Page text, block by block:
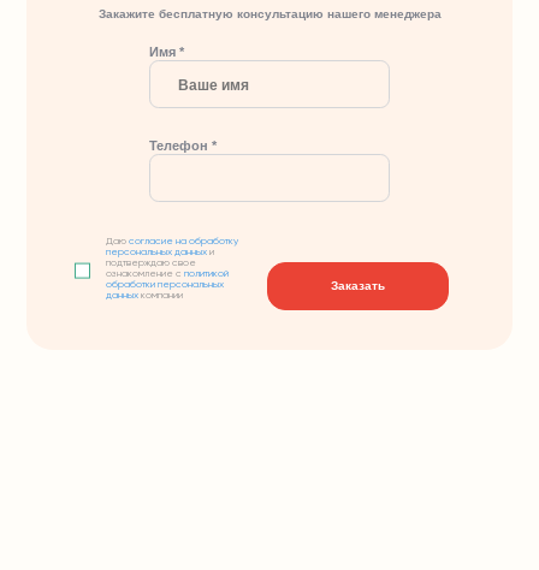
Закажите бесплатную консультацию нашего менеджера
Имя *
Телефон *
Даюсогласие на обработку
персональных данных и
подтверждаю свое
ознакомление сполитикой
обработки персональных
данных компании
Заказать